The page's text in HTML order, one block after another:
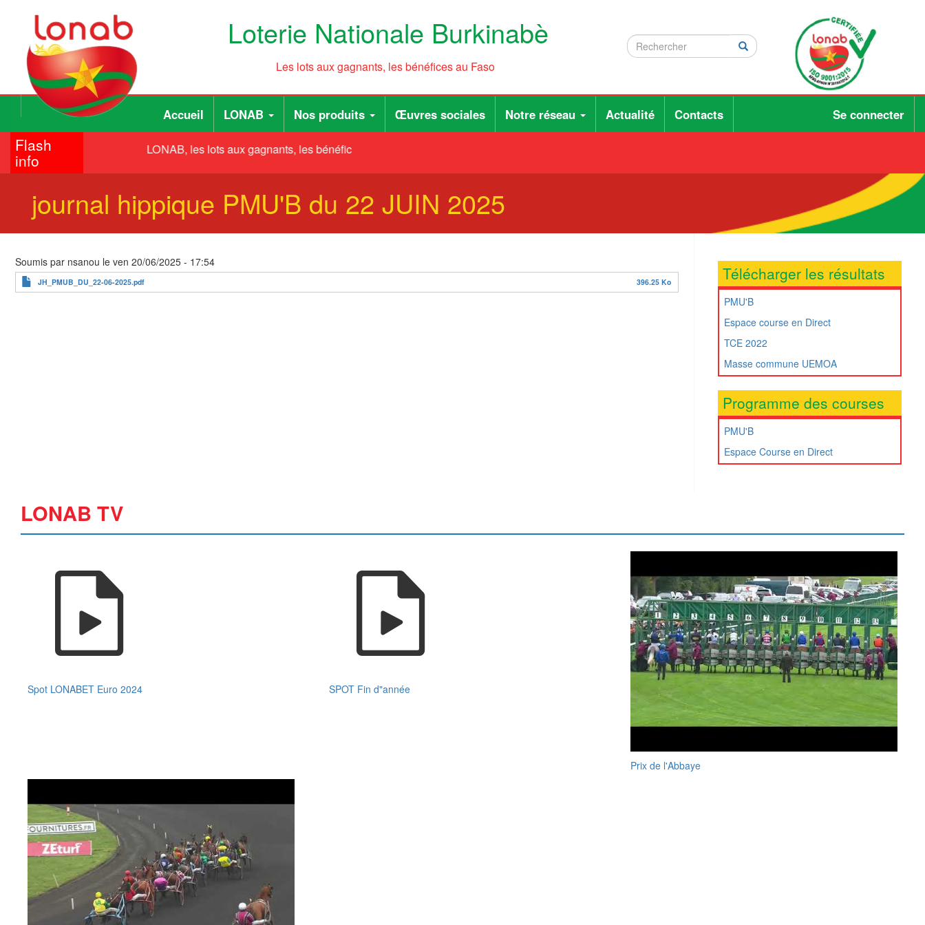
principal
Loterie Nationale Burkinabè
Les lots aux gagnants, les bénéfices au Faso Rechercher
Rechercher Rechercher
Main
navigation
Accueil LONAB Nos produits Œuvres sociales Notre réseau Actualité Contacts
User
account
menu
Se connecter
Flash
info
LONAB, les lots aux gagnants, les bénéfices au Faso
journal hippique PMU'B du 22 JUIN 2025
Soumis par nsanou le ven 20/06/2025 - 17:54
JH_PMUB_DU_22-06-2025.pdf 396.25 Ko Télécharger les résultats
PMU'B
Espace course en Direct
TCE 2022
Masse commune UEMOA
Programme des courses
PMU'B
Espace Course en Direct
LONAB TV
Spot LONABET Euro 2024 SPOT Fin d"année
Prix de l'Abbaye